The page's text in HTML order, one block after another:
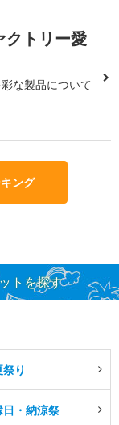
クトリー愛
な製品について
ング
トを探す
り
日・納涼祭